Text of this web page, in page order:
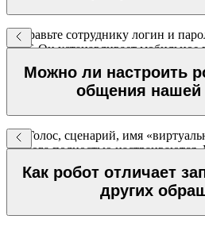
Отправьте сотруднику логин и
МТТ. Он устанавливает мобильное
открывает веб-версию — через 10
совершать корпоративные звонки.
Можно ли настроить
общения нашей
Да. Голос, сценарий, имя
диалога полностью
сценарий и проводит А/Б
Как робот отличает
других